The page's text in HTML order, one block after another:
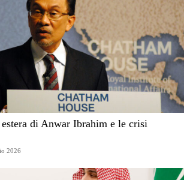
di Anwar Ibrahim e le crisi
2026